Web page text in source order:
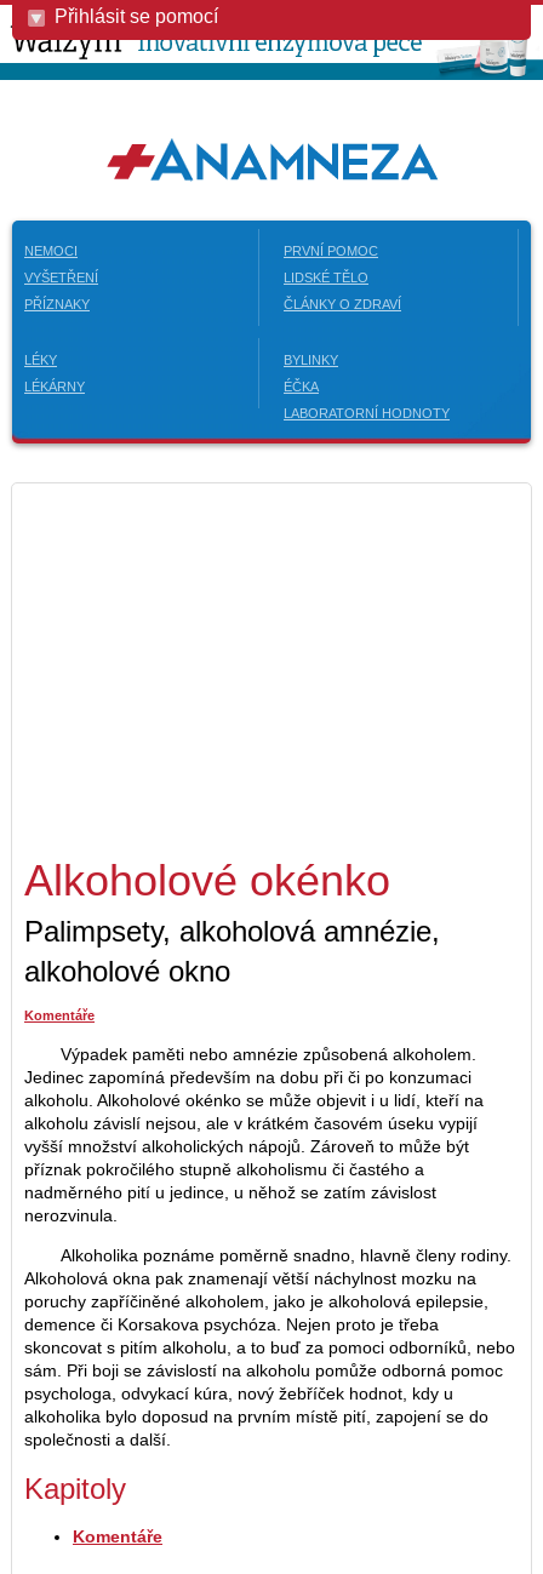
Přihlásit se pomocí
NEMOCI
VYŠETŘENÍ
PŘÍZNAKY
PRVNÍ POMOC
LIDSKÉ TĚLO
ČLÁNKY O ZDRAVÍ
LÉKY
LÉKÁRNY
BYLINKY
ÉČKA
LABORATORNÍ HODNOTY
Alkoholové okénko
Palimpsety, alkoholová amnézie,
alkoholové okno
Komentáře
Výpadek paměti nebo amnézie způsobená alkoholem.
Jedinec zapomíná především na dobu při či po konzumaci
alkoholu. Alkoholové okénko se může objevit i u lidí, kteří na
alkoholu závislí nejsou, ale v krátkém časovém úseku vypijí
vyšší množství alkoholických nápojů. Zároveň to může být
příznak pokročilého stupně alkoholismu či častého a
nadměrného pití u jedince, u něhož se zatím závislost
nerozvinula.
Alkoholika poznáme poměrně snadno, hlavně členy rodiny.
Alkoholová okna pak znamenají větší náchylnost mozku na
poruchy zapříčiněné alkoholem, jako je alkoholová epilepsie,
demence či Korsakova psychóza. Nejen proto je třeba
skoncovat s pitím alkoholu, a to buď za pomoci odborníků, nebo
sám. Při boji se závislostí na alkoholu pomůže odborná pomoc
psychologa, odvykací kúra, nový žebříček hodnot, kdy u
alkoholika bylo doposud na prvním místě pití, zapojení se do
společnosti a další.
Kapitoly
Komentáře